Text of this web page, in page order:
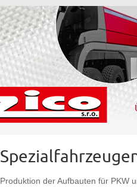
Produktion der Aufbauten für PKW